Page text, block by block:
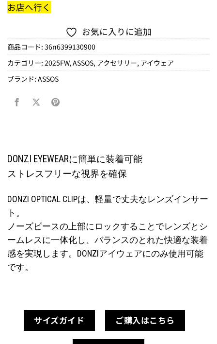
お店へ行く
お気に入りに追加
商品コード: 36n6399130900
カテゴリー: 2025FW, ASSOS, アクセサリー, アイウェア
ブランド: ASSOS
DONZI EYEWEARに簡単に装着可能
ストレスフリーな視界を確保
DONZI OPTICAL CLIPは、軽量で丈夫なレンズインサー
ト。
ノーズピースの上部にロックすることでレンズとシ
ームレスに一体化し、バランスのとれた快適な装着
感を実現します。DONZIアイウェアにのみ使用可能
です。
サイズガイド ご購入はこちら